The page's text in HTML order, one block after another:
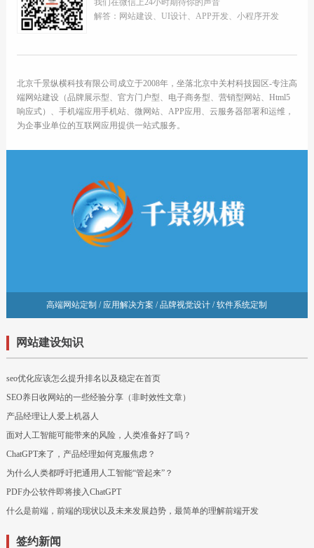
我们在微信上24小时期待你的声音
解答：网站建设、UI设计、APP开发、小程序开发
北京千景纵横科技有限公司成立于2008年，坐落北京中关村科技园区-专注高
端网站建设（品牌展示型、官方门户型、电子商务型、营销型网站、Html5
响应式）、手机端应用手机站、微网站、APP应用、云服务器部署和运维，
为企事业单位的互联网应用提供一站式服务。
高端网站定制 / 应用解决方案 / 品牌视觉设计 / 软件系统定制
网站建设知识
seo优化应该怎么提升排名以及稳定在首页
SEO养日收网站的一些经验分享（非时效性文章）
产品经理让人爱上机器人
面对人工智能可能带来的风险，人类准备好了吗？
ChatGPT来了，产品经理如何克服焦虑？
为什么人类都呼吁把通用人工智能“管起来”？
PDF办公软件即将接入ChatGPT
什么是前端，前端的现状以及未来发展趋势，最简单的理解前端开发
签约新闻